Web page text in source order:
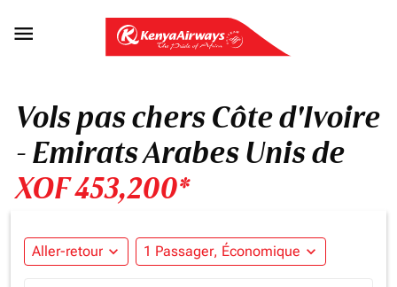

Vols pas chers Côte d'Ivoire
- Emirats Arabes Unis de
XOF 453,200*
Aller-retour expand_more 1 Passager, Économique expand_more